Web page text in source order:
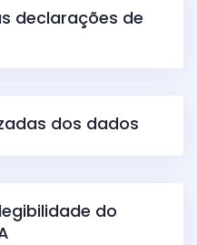
declarações de
dos dados
do